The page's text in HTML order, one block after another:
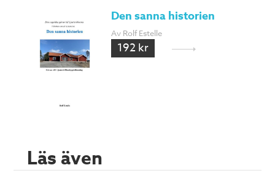
Den sanna historien
Av Rolf Estelle
192 kr
Läs även